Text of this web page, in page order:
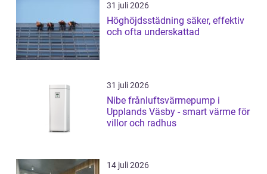
31 juli 2026
Höghöjdsstädning säker, effektiv
och ofta underskattad
31 juli 2026
Nibe frånluftsvärmepump i
Upplands Väsby - smart värme för
villor och radhus
14 juli 2026